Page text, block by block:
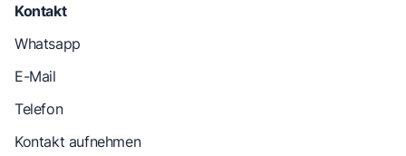
Kontakt
Whatsapp
E-Mail
Telefon
Kontakt aufnehmen